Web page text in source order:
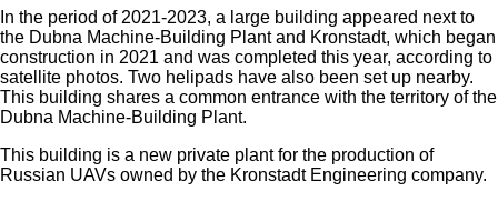
In the period of 2021-2023, a large building appeared next to
the Dubna Machine-Building Plant and Kronstadt, which began
construction in 2021 and was completed this year, according to
satellite photos. Two helipads have also been set up nearby.
This building shares a common entrance with the territory of the
Dubna Machine-Building Plant.
This building is a new private plant for the production of
Russian UAVs owned by the Kronstadt Engineering company.